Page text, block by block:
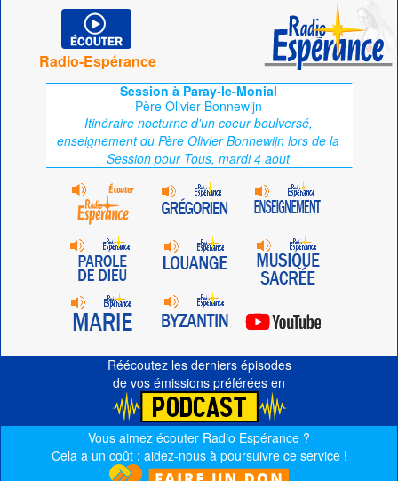
Radio-Espérance
Session à Paray-le-Monial
Père Olivier Bonnewijn
Itinéraire nocturne d'un coeur boulversé,
enseignement du Père Olivier Bonnewijn lors de la
Session pour Tous, mardi 4 aout
Réécoutez les derniers épisodes
de vos émissions préférées en
Vous aimez écouter Radio Espérance ?
Cela a un coût : aidez-nous à poursuivre ce service !